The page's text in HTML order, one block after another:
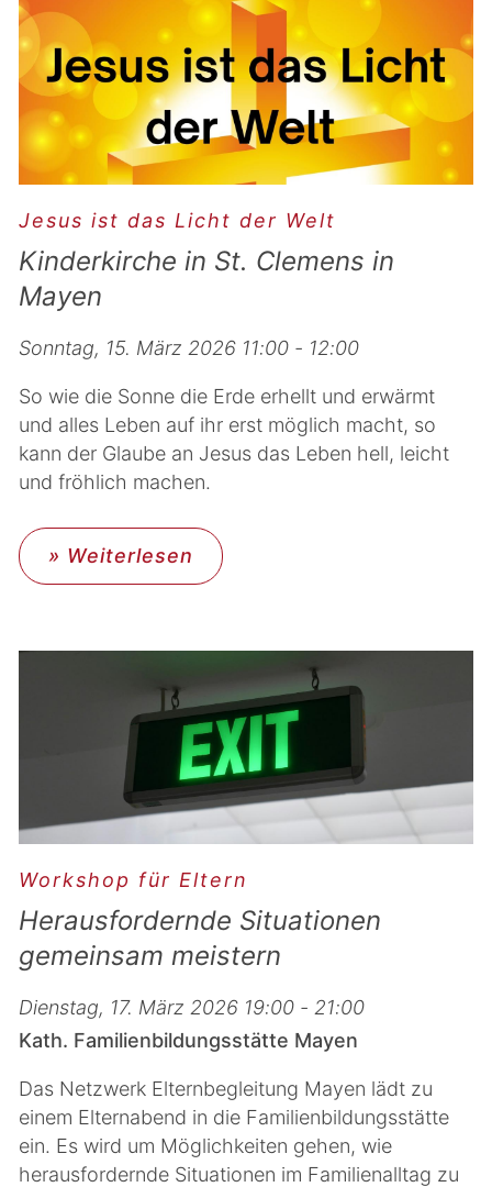
Jesus ist das Licht der Welt
Kinderkirche in St. Clemens in
Mayen
Sonntag, 15. März 2026 11:00 - 12:00
So wie die Sonne die Erde erhellt und erwärmt
und alles Leben auf ihr erst möglich macht, so
kann der Glaube an Jesus das Leben hell, leicht
und fröhlich machen.
» Weiterlesen
Workshop für Eltern
Herausfordernde Situationen
gemeinsam meistern
Dienstag, 17. März 2026 19:00 - 21:00
Kath. Familienbildungsstätte Mayen
Das Netzwerk Elternbegleitung Mayen lädt zu
einem Elternabend in die Familienbildungsstätte
ein. Es wird um Möglichkeiten gehen, wie
herausfordernde Situationen im Familienalltag zu